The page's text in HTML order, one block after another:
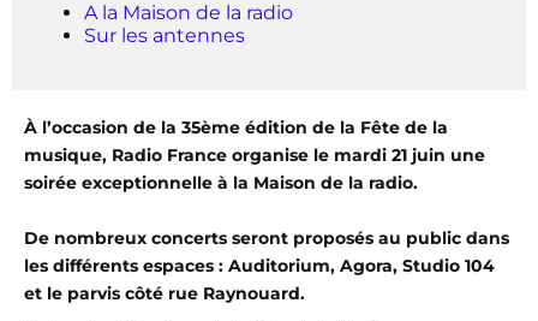
A la Maison de la radio
Sur les antennes
À l’occasion de la 35ème édition de la Fête de la
musique, Radio France organise le mardi 21 juin une
soirée exceptionnelle à la Maison de la radio.
De nombreux concerts seront proposés au public dans
les différents espaces : Auditorium, Agora, Studio 104
et le parvis côté rue Raynouard.